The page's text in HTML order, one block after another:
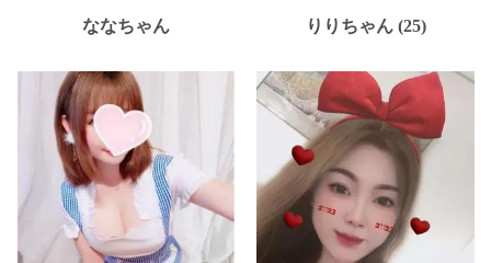
ななちゃん りりちゃん (25)